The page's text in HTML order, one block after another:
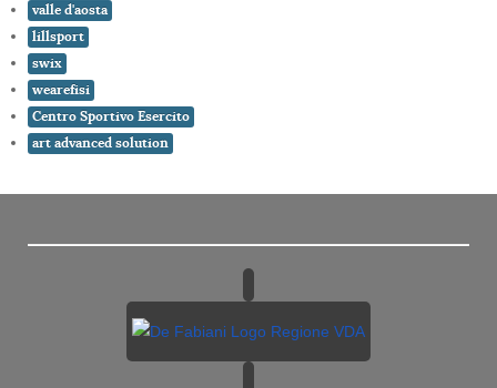
valle d'aosta
lillsport
swix
wearefisi
Centro Sportivo Esercito
art advanced solution